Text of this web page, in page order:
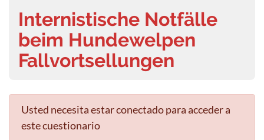
Internistische Notfälle
beim Hundewelpen
Fallvortsellungen
Usted necesita estar conectado para acceder a
este cuestionario